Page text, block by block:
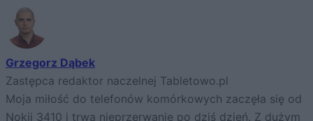
Grzegorz Dąbek
Zastępca redaktor naczelnej Tabletowo.pl
Moja miłość do telefonów komórkowych zaczęła się od
Nokii 3410 i trwa nieprzerwanie po dziś dzień. Z dużym